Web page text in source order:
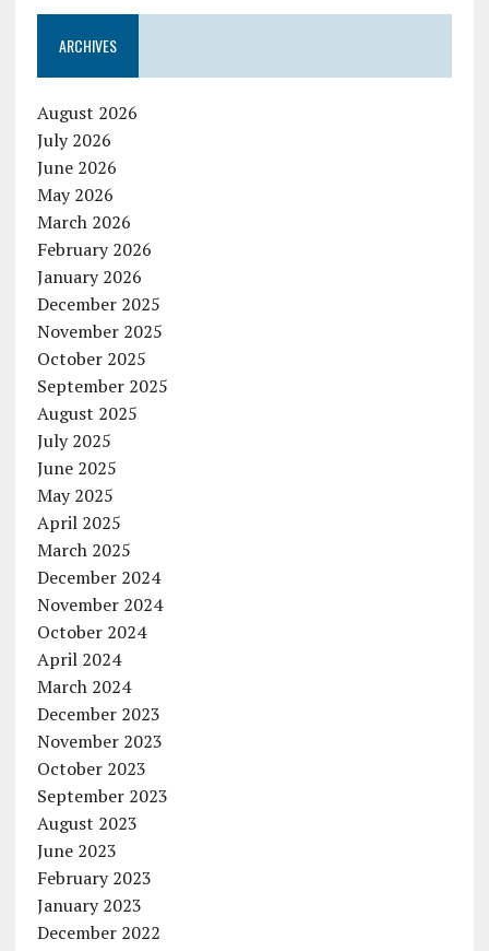
ARCHIVES
August 2026
July 2026
June 2026
May 2026
March 2026
February 2026
January 2026
December 2025
November 2025
October 2025
September 2025
August 2025
July 2025
June 2025
May 2025
April 2025
March 2025
December 2024
November 2024
October 2024
April 2024
March 2024
December 2023
November 2023
October 2023
September 2023
August 2023
June 2023
February 2023
January 2023
December 2022